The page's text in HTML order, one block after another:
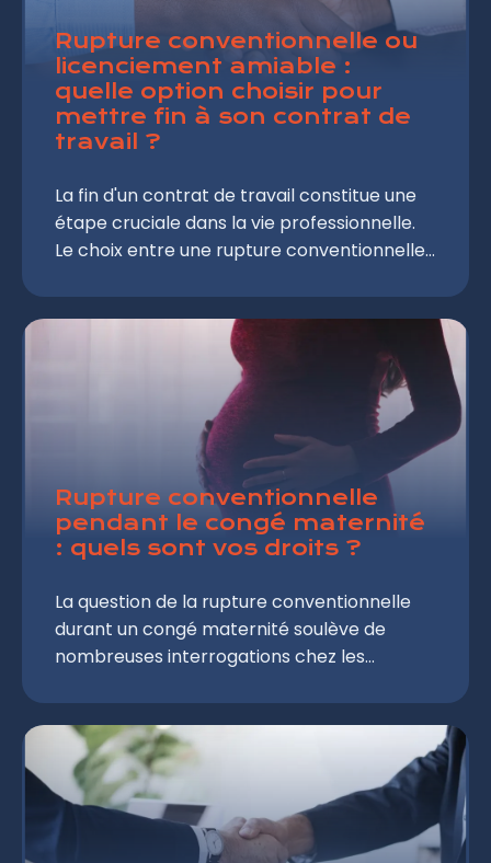
Rupture conventionnelle ou
licenciement amiable :
quelle option choisir pour
mettre fin à son contrat de
travail ?
La fin d'un contrat de travail constitue une
étape cruciale dans la vie professionnelle.
Le choix entre une rupture conventionnelle
compréhension approfondie des enjeux
juridiques, financiers et professionnels. Cet
article vous guide à travers les spécificités
de chaque option pour vous permettre de
prendre une décision éclairée.
Rupture conventionnelle
pendant le congé maternité
: quels sont vos droits ?
La question de la rupture conventionnelle
durant un congé maternité soulève de
nombreuses interrogations chez les
nécessite une attention spécifique en raison
des protections légales accordées aux
femmes enceintes et aux jeunes mères. Cet
article détaille les aspects juridiques et
pratiques à connaître pour prendre une
décision éclairée.